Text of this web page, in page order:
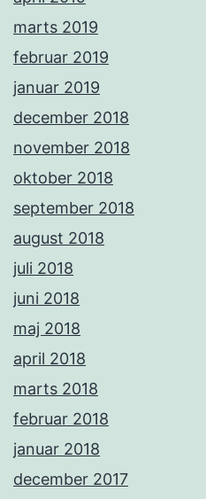
marts 2019
februar 2019
januar 2019
december 2018
november 2018
oktober 2018
september 2018
august 2018
juli 2018
juni 2018
maj 2018
april 2018
marts 2018
februar 2018
januar 2018
december 2017